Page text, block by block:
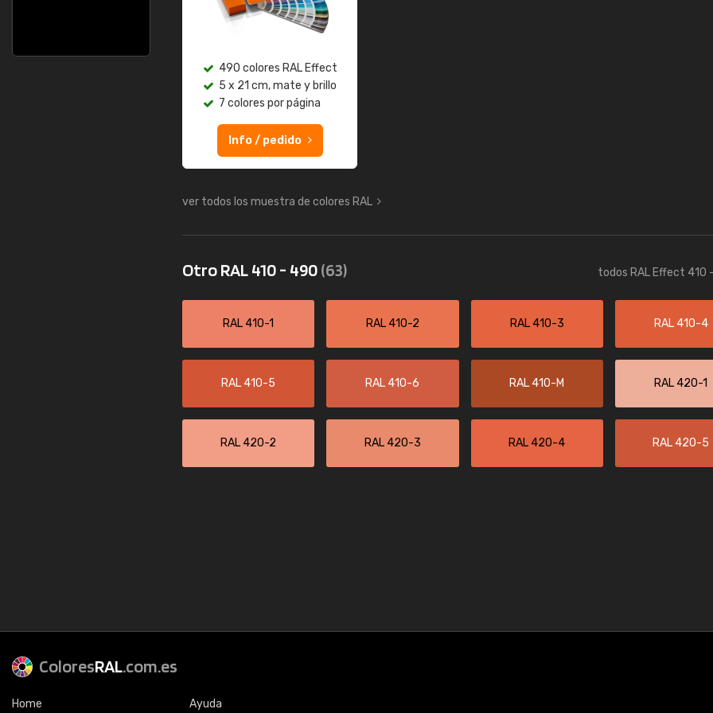
490 colores RAL Effect
5 x 21 cm, mate y brillo
7 colores por página
Info / pedido
ver todos los muestra de colores RAL
Otro RAL 410 - 490(63) todos RAL Effect 410
RAL 410-1 RAL 410-2 RAL 410-3 RAL 410-4
RAL 410-5 RAL 410-6 RAL 410-M RAL 420-1
RAL 420-2 RAL 420-3 RAL 420-4 RAL 420-5
ColoresRAL.com.es
Home Ayuda